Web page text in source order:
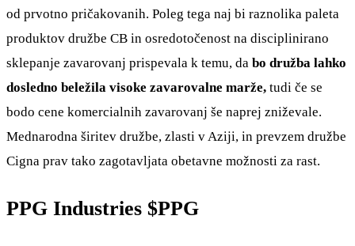
od prvotno pričakovanih. Poleg tega naj bi raznolika paleta
produktov družbe CB in osredotočenost na disciplinirano
sklepanje zavarovanj prispevala k temu, da bo družba lahko
dosledno beležila visoke zavarovalne marže, tudi če se
bodo cene komercialnih zavarovanj še naprej zniževale.
Mednarodna širitev družbe, zlasti v Aziji, in prevzem družbe
Cigna prav tako zagotavljata obetavne možnosti za rast.
PPG Industries $PPG